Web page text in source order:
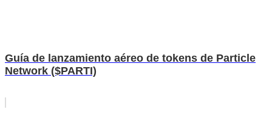
Guía de lanzamiento aéreo de tokens de Particle
Network ($PARTI)